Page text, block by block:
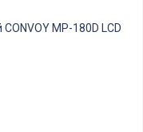
MP-180D LCD